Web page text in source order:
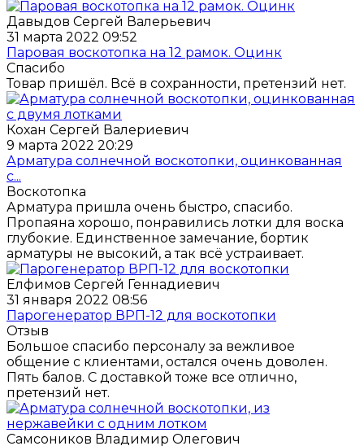
Давыдов Сергей Валерьевич
31 марта 2022 09:52
Паровая воскотопка на 12 рамок. Оцинк
Спасибо
Товар пришёл. Всё в сохранности, претензий нет.
Кохан Сергей Валериевич
9 марта 2022 20:29
Арматура солнечной воскотопки, оцинкованная
с...
Воскотопка
Арматура пришла очень быстро, спасибо.
Пропаяна хорошо, понравились лотки для воска
глубокие. Единственное замечание, бортик
арматуры не высокий, а так всё устраивает.
Елфимов Сергей Геннадиевич
31 января 2022 08:56
Парогенератор ВРП-12 для воскотопки
Отзыв
Большое спасибо персоналу за вежливое
общение с клиентами, остался очень доволен.
Пять балов. С доставкой тоже все отлично,
претензий нет.
Самсоников Владимир Олегович